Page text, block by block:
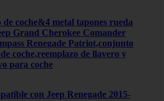
coche&4 metal tapones rueda
Grand Cherokee Comander
Renegade Patriot,conjunto
coche,reemplazo de llavero y
para coche
con Jeep Renegade 2015-